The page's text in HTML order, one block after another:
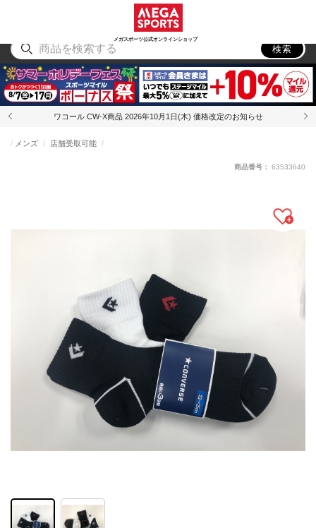
メガスポーツ公式オンラインショップ
アウトドア
検索
ワコール CW-X商品 2026年10月1日(木) 価格改定のお知らせ
メンズ 店舗受取可能
商品番号： 63533640